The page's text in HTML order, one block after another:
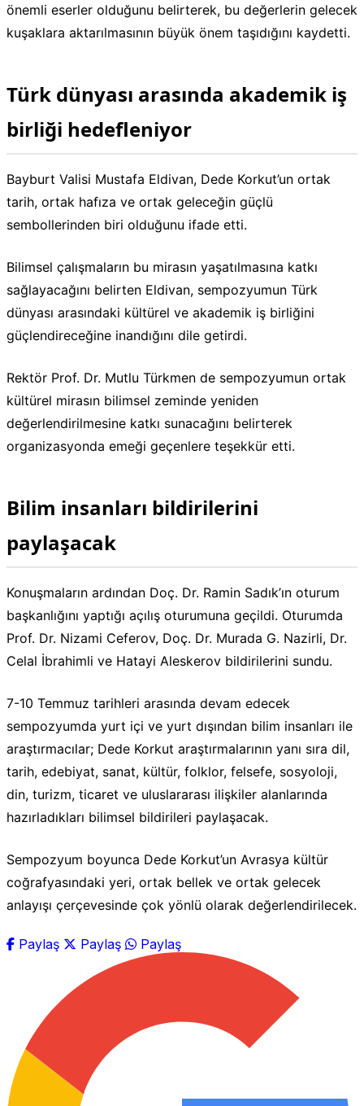
önemli eserler olduğunu belirterek, bu değerlerin gelecek
kuşaklara aktarılmasının büyük önem taşıdığını kaydetti.
Türk dünyası arasında akademik iş
birliği hedefleniyor
Bayburt Valisi Mustafa Eldivan, Dede Korkut’un ortak
tarih, ortak hafıza ve ortak geleceğin güçlü
sembollerinden biri olduğunu ifade etti.
Bilimsel çalışmaların bu mirasın yaşatılmasına katkı
sağlayacağını belirten Eldivan, sempozyumun Türk
dünyası arasındaki kültürel ve akademik iş birliğini
güçlendireceğine inandığını dile getirdi.
Rektör Prof. Dr. Mutlu Türkmen de sempozyumun ortak
kültürel mirasın bilimsel zeminde yeniden
değerlendirilmesine katkı sunacağını belirterek
organizasyonda emeği geçenlere teşekkür etti.
Bilim insanları bildirilerini
paylaşacak
Konuşmaların ardından Doç. Dr. Ramin Sadık’ın oturum
başkanlığını yaptığı açılış oturumuna geçildi. Oturumda
Prof. Dr. Nizami Ceferov, Doç. Dr. Murada G. Nazirli, Dr.
Celal İbrahimli ve Hatayi Aleskerov bildirilerini sundu.
7-10 Temmuz tarihleri arasında devam edecek
sempozyumda yurt içi ve yurt dışından bilim insanları ile
araştırmacılar; Dede Korkut araştırmalarının yanı sıra dil,
tarih, edebiyat, sanat, kültür, folklor, felsefe, sosyoloji,
din, turizm, ticaret ve uluslararası ilişkiler alanlarında
hazırladıkları bilimsel bildirileri paylaşacak.
Sempozyum boyunca Dede Korkut’un Avrasya kültür
coğrafyasındaki yeri, ortak bellek ve ortak gelecek
anlayışı çerçevesinde çok yönlü olarak değerlendirilecek.
Paylaş Paylaş Paylaş